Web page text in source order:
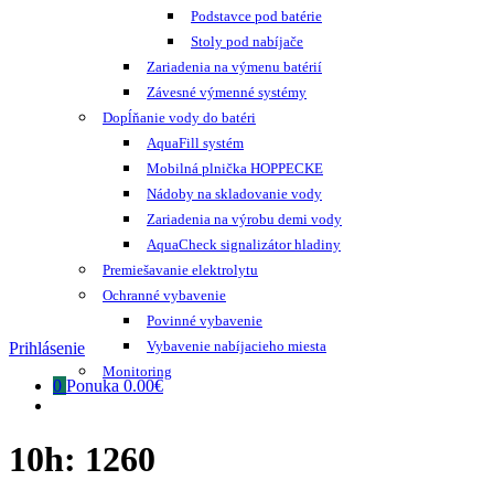
Podstavce pod batérie
Stoly pod nabíjače
Zariadenia na výmenu batérií
Závesné výmenné systémy
Dopĺňanie vody do batéri
AquaFill systém
Mobilná plnička HOPPECKE
Nádoby na skladovanie vody
Zariadenia na výrobu demi vody
AquaCheck signalizátor hladiny
Premiešavanie elektrolytu
Ochranné vybavenie
Povinné vybavenie
Vybavenie nabíjacieho miesta
Monitoring
Prihlásenie
0 Ponuka 0.00€
10h: 1260